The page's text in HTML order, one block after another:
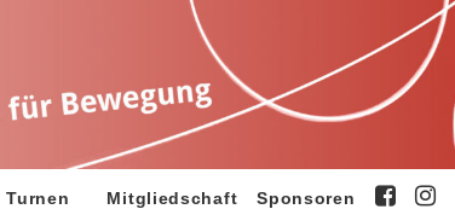
Turnen Mitgliedschaft Sponsoren